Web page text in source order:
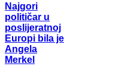
Najgori
političar u
poslijeratnoj
Europi bila je
Angela
Merkel